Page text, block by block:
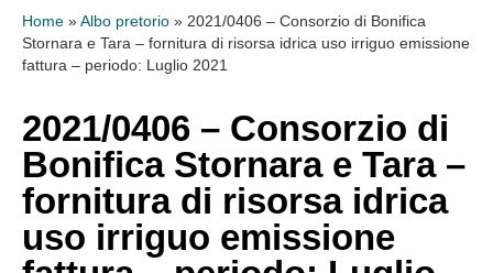
Home » Albo pretorio » 2021/0406 – Consorzio di Bonifica
Stornara e Tara – fornitura di risorsa idrica uso irriguo emissione
fattura – periodo: Luglio 2021
2021/0406 – Consorzio di
Bonifica Stornara e Tara –
fornitura di risorsa idrica
uso irriguo emissione